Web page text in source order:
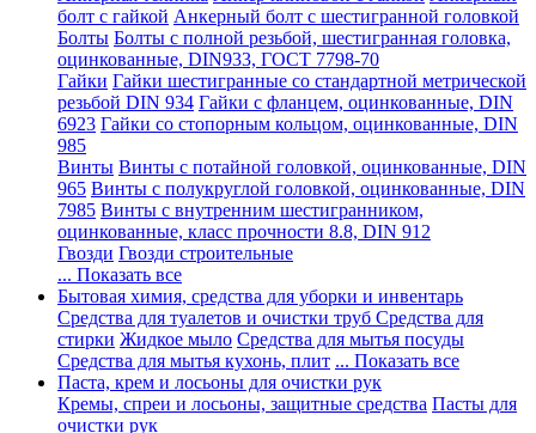
болт с гайкой Анкерный болт с шестигранной головкой
Болты Болты с полной резьбой, шестигранная головка,
оцинкованные, DIN933, ГОСТ 7798-70
Гайки Гайки шестигранные со стандартной метрической
резьбой DIN 934 Гайки с фланцем, оцинкованные, DIN
6923 Гайки со стопорным кольцом, оцинкованные, DIN
985
Винты Винты с потайной головкой, оцинкованные, DIN
965 Винты с полукруглой головкой, оцинкованные, DIN
7985 Винты с внутренним шестигранником,
оцинкованные, класс прочности 8.8, DIN 912
Гвозди Гвозди строительные
... Показать все
Бытовая химия, средства для уборки и инвентарь
Средства для туалетов и очистки труб Средства для
стирки Жидкое мыло Средства для мытья посуды
Средства для мытья кухонь, плит ... Показать все
Паста, крем и лосьоны для очистки рук
Кремы, спреи и лосьоны, защитные средства Пасты для
очистки рук